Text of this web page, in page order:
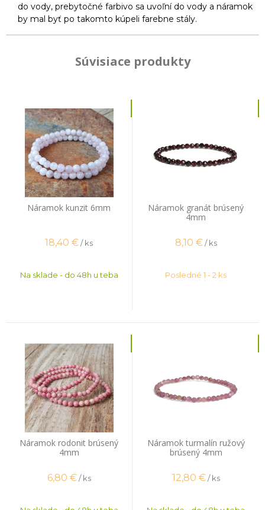
do vody, prebytočné farbivo sa uvoľní do vody a náramok
by mal byť po takomto kúpeli farebne stály.
Súvisiace produkty
Náramok kunzit 6mm
18,40 €/ ks
Na sklade - do 48h u teba
Náramok granát brúsený
4mm
8,10 € / ks
Posledné 1 - 2 ks
Náramok rodonit brúsený
4mm
6,80 € / ks
Náramok turmalín ružový
brúsený 4mm
12,80 € / ks